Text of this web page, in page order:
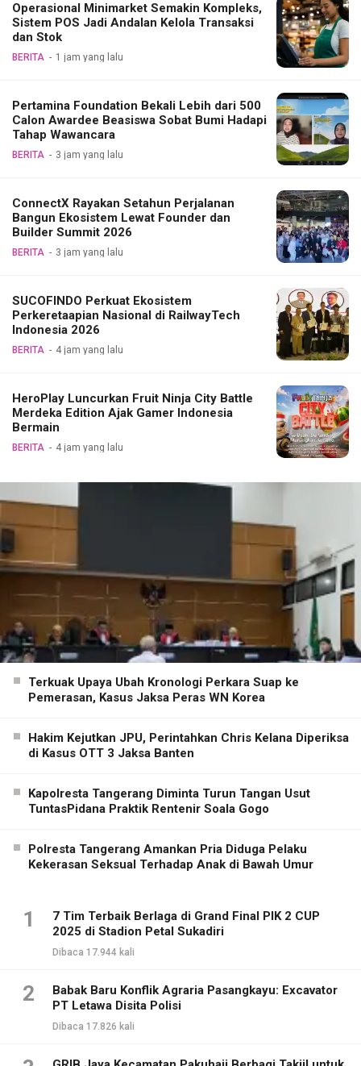
Operasional Minimarket Semakin Kompleks,
Sistem POS Jadi Andalan Kelola Transaksi
dan Stok
BERITA 1 jam yang lalu
Pertamina Foundation Bekali Lebih dari 500
Calon Awardee Beasiswa Sobat Bumi Hadapi
Tahap Wawancara
BERITA 3 jam yang lalu
ConnectX Rayakan Setahun Perjalanan
Bangun Ekosistem Lewat Founder dan
Builder Summit 2026
BERITA 3 jam yang lalu
SUCOFINDO Perkuat Ekosistem
Perkeretaapian Nasional di RailwayTech
Indonesia 2026
BERITA 4 jam yang lalu
HeroPlay Luncurkan Fruit Ninja City Battle
Merdeka Edition Ajak Gamer Indonesia
Bermain
BERITA 4 jam yang lalu
Terkuak Upaya Ubah Kronologi Perkara Suap ke
Pemerasan, Kasus Jaksa Peras WN Korea
Hakim Kejutkan JPU, Perintahkan Chris Kelana Diperiksa
di Kasus OTT 3 Jaksa Banten
Kapolresta Tangerang Diminta Turun Tangan Usut
TuntasPidana Praktik Rentenir Soala Gogo
Polresta Tangerang Amankan Pria Diduga Pelaku
Kekerasan Seksual Terhadap Anak di Bawah Umur
1
7 Tim Terbaik Berlaga di Grand Final PIK 2 CUP
2025 di Stadion Petal Sukadiri
Dibaca 17.944 kali
2
Babak Baru Konflik Agraria Pasangkayu: Excavator
PT Letawa Disita Polisi
Dibaca 17.826 kali